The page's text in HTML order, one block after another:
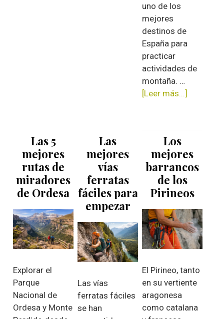
uno de los
mejores
destinos de
España para
practicar
actividades de
montaña. …
[Leer más...]
ferratas
en
Pirineo
Las 5
mejores
rutas de
miradores
de Ordesa
Explorar el
Parque
Nacional de
Ordesa y Monte
Las
mejores
vías
ferratas
fáciles para
empezar
Las vías
ferratas fáciles
se han
Los
mejores
barrancos
de los
Pirineos
El Pirineo, tanto
en su vertiente
aragonesa
como catalana